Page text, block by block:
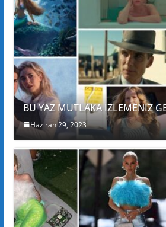
BU YAZ MUTLAKA İZLEMENİZ
Haziran 29, 2023